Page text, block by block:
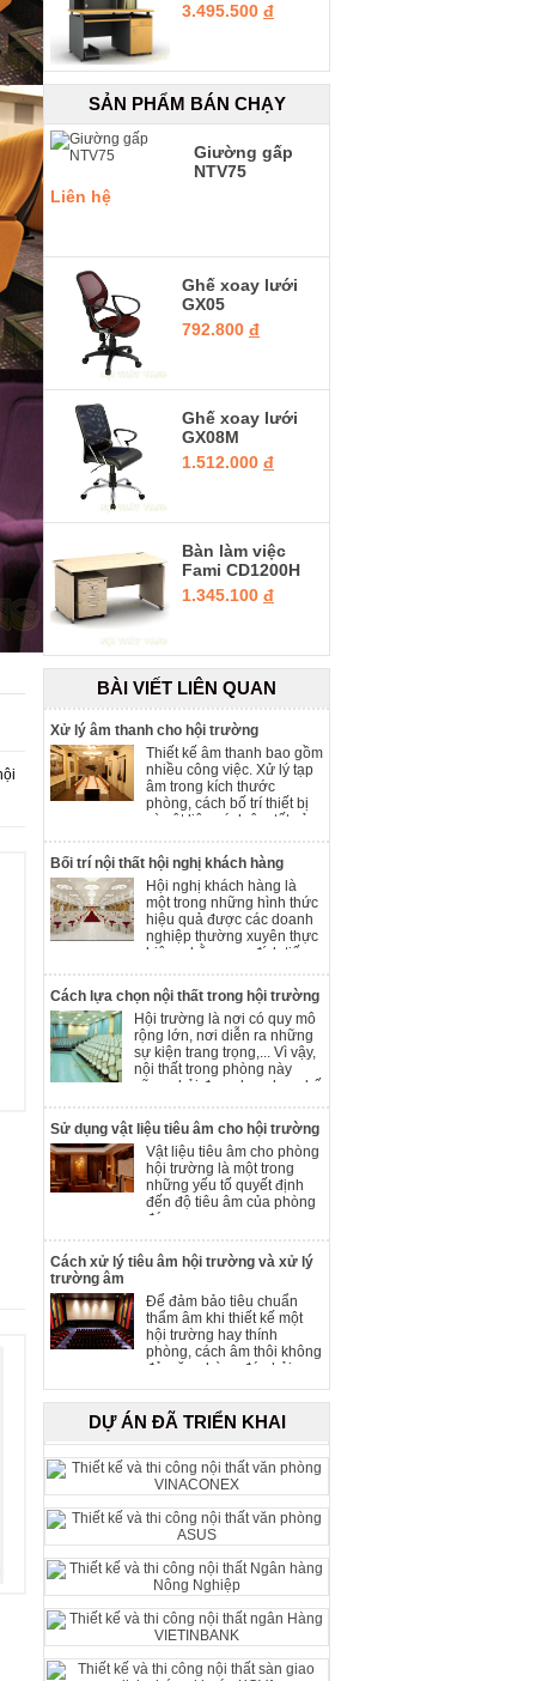
3.495.500 đ
SẢN PHẨM BÁN CHẠY
Giường gấp
NTV75
Liên hệ
Ghế xoay lưới
GX05
792.800 đ
Ghế xoay lưới
GX08M
1.512.000 đ
Bàn làm việc
Fami CD1200H
1.345.100 đ
BÀI VIẾT LIÊN QUAN
Xử lý âm thanh cho hội trường
Thiết kế âm thanh bao gồm
nhiều công việc. Xử lý tạp
âm trong kích thước
phòng, cách bố trí thiết bị
và vật liệu cách âm tất cả
có thể là nguyên nhân làm
cho hệ thống âm thanh của
bạn nghe chưa được như
ý mặc dù hệ thống âm
thanh đó có giá trị rất cao
Bối trí nội thất hội nghị khách hàng
Hội nghị khách hàng là
một trong những hình thức
hiệu quả được các doanh
nghiệp thường xuyên thực
hiện, nhằm mục đích tiếp
cận và thu hút khách hàng
tiềm năng cũng như củng
cố lòng trung thành của
những khách hàng thân
thiết của doanh nghiệp.
Vậy làm thế nào bố trí nội
thất hội trường nghị khách
hàng cho phù hợp?
Cách lựa chọn nội thất trong hội trường
Hội trường là nơi có quy mô
rộng lớn, nơi diễn ra những
sự kiện trang trọng,... Vì vậy,
nội thất trong phòng này
cũng phải được lựa chọn, bố
trí sao cho phù hợp, nhẹ
nhàng, có phần hơi trầm và
dễ sử dụng đối với người
tham gia.
Sử dụng vật liệu tiêu âm cho hội trường
Vật liệu tiêu âm cho phòng
hội trường là một trong
những yếu tố quyết định
đến độ tiêu âm của phòng
đó.
Cách xử lý tiêu âm hội trường và xử lý
trường âm
Để đảm bảo tiêu chuẩn
thẩm âm khi thiết kế một
hội trường hay thính
phòng, cách âm thôi không
đủ, căn phòng đó phải
khuếch đại tốt âm thanh
đến mọi nơi trong phòng.
DỰ ÁN ĐÃ TRIỂN KHAI